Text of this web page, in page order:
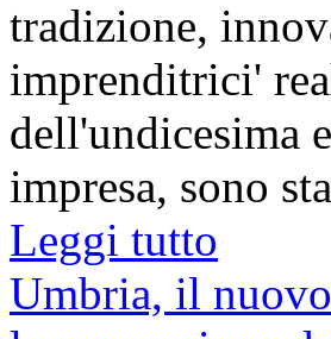
tradizione,
imprenditrici'
dell'undicesima
impresa, sono
Leggi tutto
Umbria, il